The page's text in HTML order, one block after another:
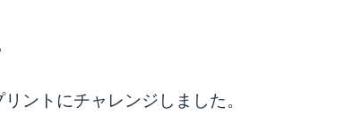
ントにチャレンジしました。